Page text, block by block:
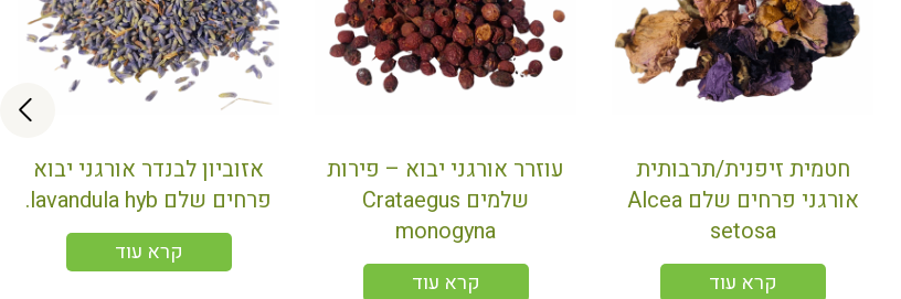
חטמית זיפנית/תרבותית
אורגני פרחים שלם Alcea
setosa
קרא עוד
עוזרר אורגני יבוא – פירות
שלמים Crataegus
monogyna
קרא עוד
אזוביון לבנדר אורגני יבוא
פרחים שלם lavandula hyb.
קרא עוד